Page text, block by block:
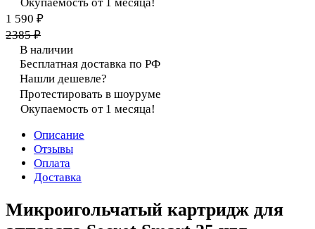
1 590 ₽
2385 ₽
В наличии
Бесплатная доставка по РФ
Нашли дешевле?
Протестировать в шоуруме
Окупаемость от 1 месяца!
Описание
Отзывы
Оплата
Доставка
Микроигольчатый картридж для